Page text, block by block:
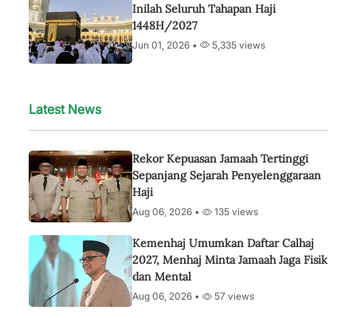
Inilah Seluruh Tahapan Haji
1448H/2027
Jun 01, 2026 • 5,335 views
Latest News
Rekor Kepuasan Jamaah Tertinggi
Sepanjang Sejarah Penyelenggaraan
Haji
Aug 06, 2026 • 135 views
Kemenhaj Umumkan Daftar Calhaj
2027, Menhaj Minta Jamaah Jaga Fisik
dan Mental
Aug 06, 2026 • 57 views